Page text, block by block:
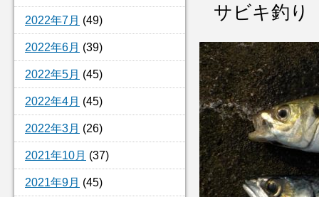
2022年7月 (49)
2022年6月 (39)
2022年5月 (45)
2022年4月 (45)
2022年3月 (26)
2021年10月 (37)
2021年9月 (45)
サビキ釣り